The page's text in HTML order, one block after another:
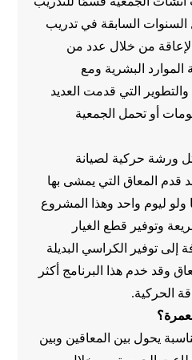
السابقة في تدريب
من خلال عدد من
الموارد البشرية ومع
التي قدمت العديد
أو تحمل الجمعية
ورشة حركية لصيانة
قدم المعاق التي يمشى بها
ولو ليوم واحد وهذا المشروع
وتوفير قطع الغيار
إلى توفير الكراسي البديلة
وقد خدم هذا البرنامج أكثر
الحركية.
يحول بين المعاقين وبين